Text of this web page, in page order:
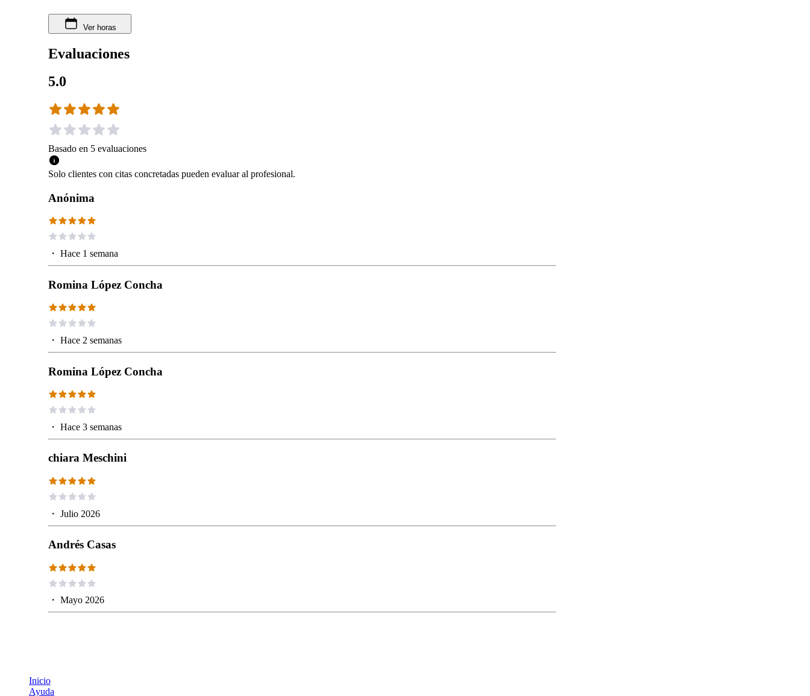
Ver horas
Evaluaciones
5.0
Basado en 5 evaluaciones
Solo clientes con citas concretadas pueden evaluar al profesional.
Anónima
・ Hace 1 semana
Romina López Concha
・ Hace 2 semanas
Romina López Concha
・ Hace 3 semanas
chiara Meschini
・ Julio 2026
Andrés Casas
・ Mayo 2026
Inicio
Ayuda